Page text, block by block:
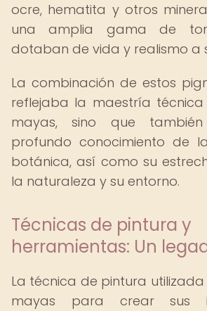
ocre, hematita y otros
una amplia gama de
dotaban de vida y realismo a
La combinación de estos
reflejaba la maestría
mayas, sino que
profundo conocimiento de
botánica, así como su
la naturaleza y su entorno.
Técnicas de pintura y
herramientas: Un
La técnica de pintura
mayas para crear sus